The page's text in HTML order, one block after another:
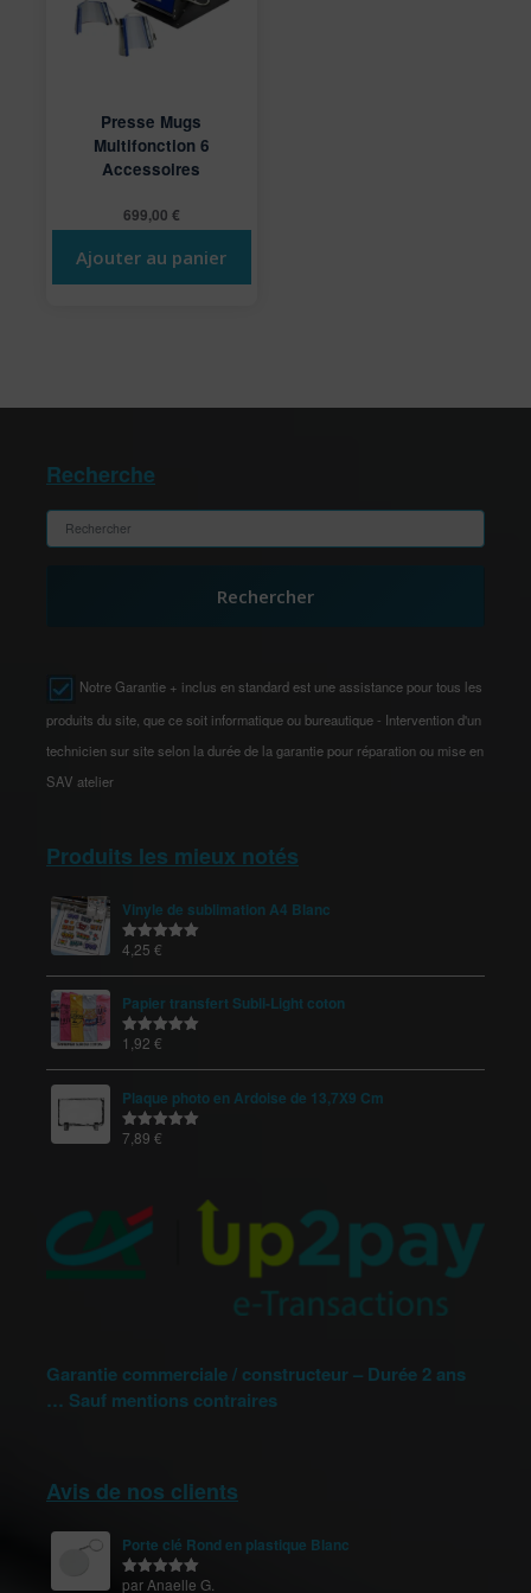
Presse Mugs
Multifonction 6
Accessoires
699,00 €
Ajouter au panier
Recherche
Rechercher
Notre Garantie + inclus en standard est une assistance pour tous les
produits du site, que ce soit informatique ou bureautique - Intervention d'un
technicien sur site selon la durée de la garantie pour réparation ou mise en
SAV atelier
Produits les mieux notés
Vinyle de sublimation A4 Blanc
Note5.00
4,25 €
Papier transfert Subli-Light coton
Note5.00
1,92 €
Plaque photo en Ardoise de 13,7X9 Cm
Note5.00
7,89 €
Garantie commerciale / constructeur – Durée 2 ans
… Sauf mentions contraires
Avis de nos clients
Porte clé Rond en plastique Blanc
Note5sur
par Anaelle G.